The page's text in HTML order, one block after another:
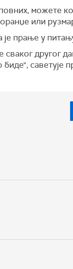
можете
или
је прање у
другог
саветује